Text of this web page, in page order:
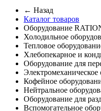
← Назад
Каталог товаров
Оборудование
Холодильное
Тепловое
Хлебопекарное и
Оборудование для
Электромеханическое
Кофейное
Нейтральное
Оборудование для
Вспомогательное